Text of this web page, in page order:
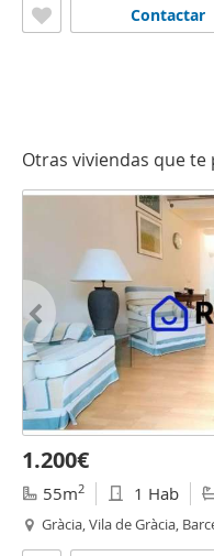
Contactar
Otras viviendas que
1.200€
55m2 1 Hab
Gràcia, Vila de Gràcia,